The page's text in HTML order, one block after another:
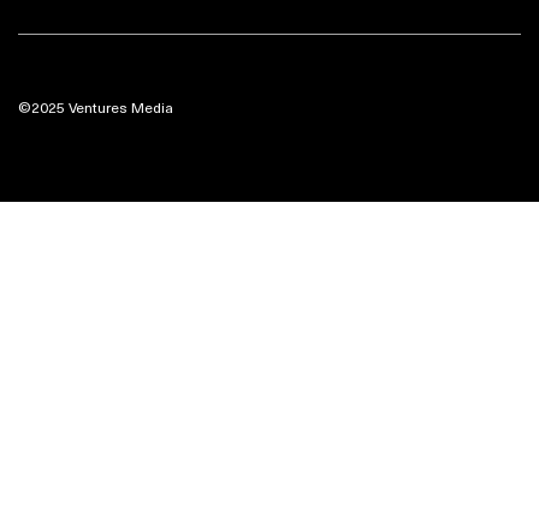
©2025 Ventures Media